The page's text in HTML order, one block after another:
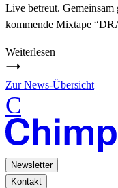
Live betreut. Gemeinsam
kommende Mixtape
Weiterlesen
Zur News-Übersicht
C
Newsletter
Kontakt